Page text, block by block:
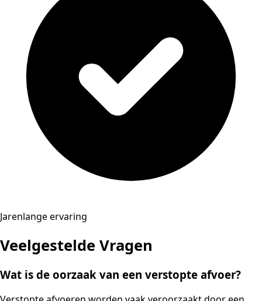
Jarenlange ervaring
Veelgestelde Vragen
Wat is de oorzaak van een verstopte afvoer?